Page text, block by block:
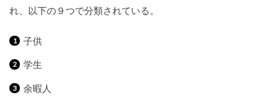
れ、以下の９つで分類されている。
子供
学生
余暇人